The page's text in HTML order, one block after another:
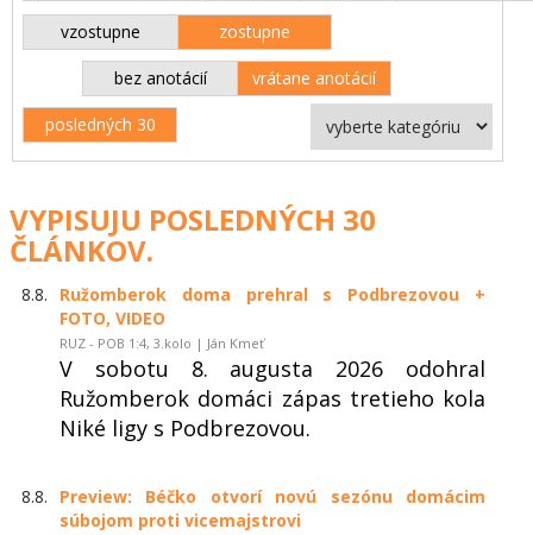
vzostupne zostupne
bez anotácií vrátane anotácií
posledných 30
VYPISUJU POSLEDNÝCH 30
ČLÁNKOV.
8.8.
Ružomberok doma prehral s Podbrezovou +
FOTO, VIDEO
RUZ - POB 1:4, 3.kolo | Ján Kmeť
V sobotu 8. augusta 2026 odohral
Ružomberok domáci zápas tretieho kola
Niké ligy s Podbrezovou.
8.8.
Preview: Béčko otvorí novú sezónu domácim
súbojom proti vicemajstrovi